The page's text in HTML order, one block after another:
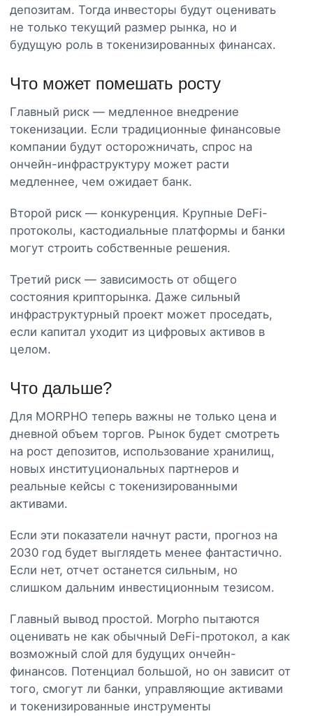
депозитам. Тогда инвесторы будут оценивать
не только текущий размер рынка, но и
будущую роль в токенизированных финансах.
Что может помешать росту
Главный риск — медленное внедрение
токенизации. Если традиционные финансовые
компании будут осторожничать, спрос на
ончейн-инфраструктуру может расти
медленнее, чем ожидает банк.
Второй риск — конкуренция. Крупные DeFi-
протоколы, кастодиальные платформы и банки
могут строить собственные решения.
Третий риск — зависимость от общего
состояния крипторынка. Даже сильный
инфраструктурный проект может проседать,
если капитал уходит из цифровых активов в
целом.
Что дальше?
Для MORPHO теперь важны не только цена и
дневной объем торгов. Рынок будет смотреть
на рост депозитов, использование хранилищ,
новых институциональных партнеров и
реальные кейсы с токенизированными
активами.
Если эти показатели начнут расти, прогноз на
2030 год будет выглядеть менее фантастично.
Если нет, отчет останется сильным, но
слишком дальним инвестиционным тезисом.
Главный вывод простой. Morpho пытаются
оценивать не как обычный DeFi-протокол, а как
возможный слой для будущих ончейн-
финансов. Потенциал большой, но он зависит от
того, смогут ли банки, управляющие активами
и токенизированные инструменты